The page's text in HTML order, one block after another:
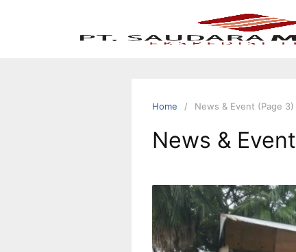
Home News & Event (Page 3)
News & Event